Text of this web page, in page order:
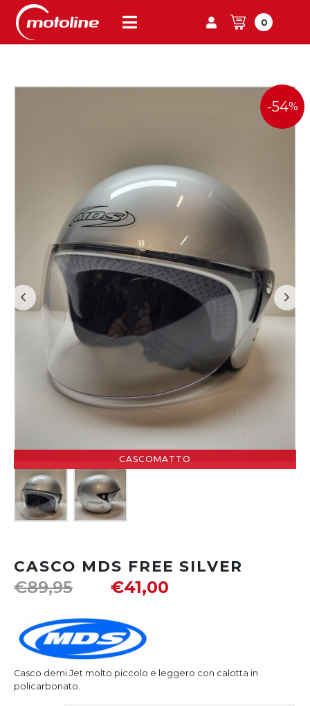
0
CASCOMATTO
-54%
CASCO MDS FREE SILVER
€89,95 €41,00
Casco demi Jet molto piccolo e leggero con calotta in
policarbonato.